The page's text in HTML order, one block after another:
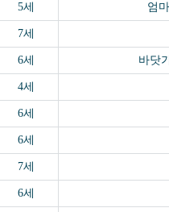
5세 엄
7세
6세 바닷
4세
6세
6세
7세
6세